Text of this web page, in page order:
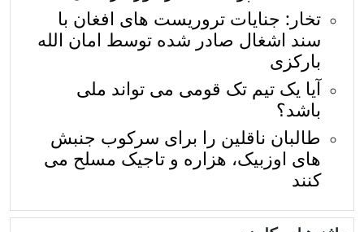
تخار: جنایات تروریست های افغان با
سند اشغال صادر شده توسط امان الله
بارکزی
آیا یک تیم تک قومی می تواند ملی
باشد؟
طالبان ناقلین را برای سرکوب جنبش
های اوزبیک، هزاره و تاجیک مسلح می
کنند